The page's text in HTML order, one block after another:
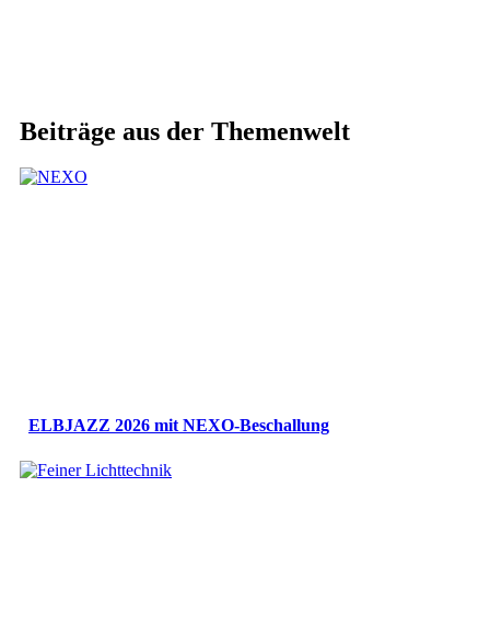
Beiträge aus der Themenwelt
ELBJAZZ 2026 mit NEXO-Beschallung